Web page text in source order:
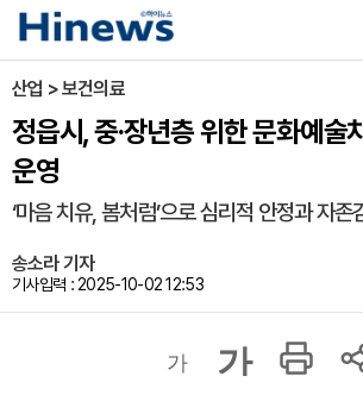
산업 > 보건의료
정읍시, 중·장년층 위한 문화예술
운영
‘마음 치유, 봄처럼’으로 심리적 안정과 자존
송소라 기자
기사입력 : 2025-10-02 12:53
가 가